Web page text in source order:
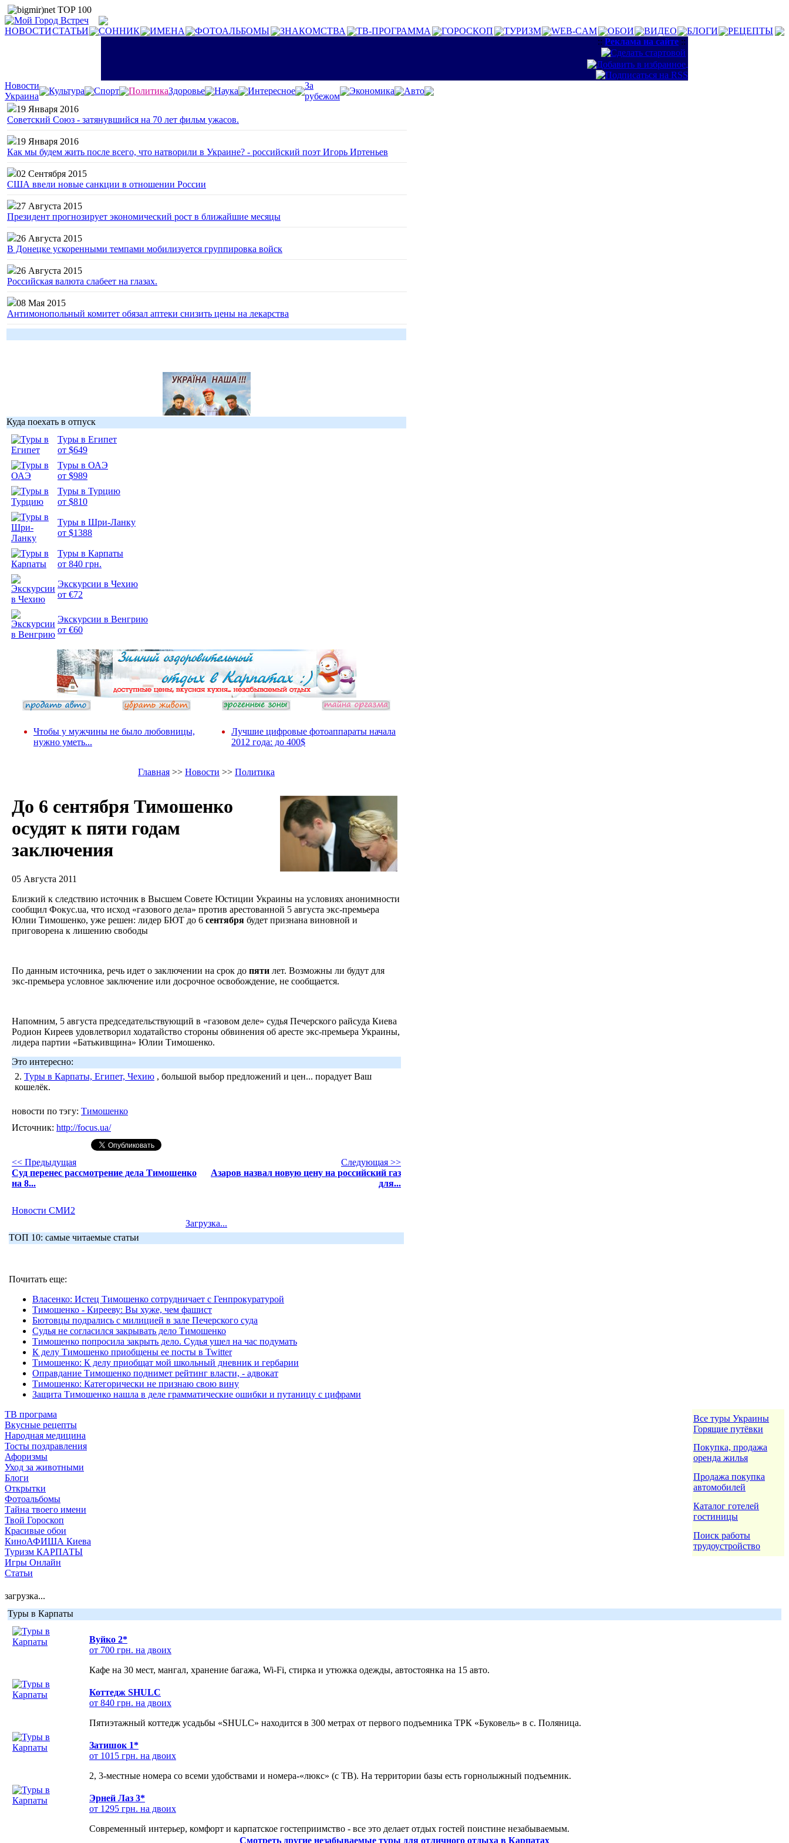
НОВОСТИСТАТЬИ СОННИК ИМЕНА ФОТОАЛЬБОМЫ ЗНАКОМСТВА ТВ-ПРОГРАММА ГОРОСКОП ТУРИЗМ WEB-CAM ОБОИ ВИДЕО БЛОГИ
РЕЦЕПТЫ
:: Реклама на сайте ::
Новости
Украина
Культура Спорт ПолитикаЗдоровье Наука Интересное
За
рубежом
Экономика
Авто
19 Января 2016
Советский Союз - затянувшийся на 70 лет фильм ужасов.
19 Января 2016
Как мы будем жить после всего, что натворили в Украине? - российский поэт Игорь Иртеньев
02 Сентября 2015
США ввели новые санкции в отношении России
27 Августа 2015
Президент прогнозирует экономический рост в ближайшие месяцы
26 Августа 2015
В Донецке ускоренными темпами мобилизуется группировка войск
26 Августа 2015
Российская валюта слабеет на глазах.
08 Мая 2015
Антимонопольный комитет обязал аптеки снизить цены на лекарства
Куда поехать в отпуск
Туры в Египет
от $649
Туры в ОАЭ
от $989
Туры в Турцию
от $810
Туры в Шри-Ланку
от $1388
Туры в Карпаты
от 840 грн.
Экскурсии в Чехию
от €72
Экскурсии в Венгрию
от €60
Чтобы у мужчины не было любовницы,
нужно уметь...
Лучшие цифровые фотоаппараты начала
2012 года: до 400$
Главная >> Новости >> Политика
До 6 сентября Тимошенко
осудят к пяти годам
заключения
05 Августа 2011
Близкий к следствию источник в Высшем Совете Юстиции Украины на условиях анонимности
сообщил Фокус.ua, что исход «газового дела» против арестованной 5 августа экс-премьера
Юлии Тимошенко, уже решен: лидер БЮТ до 6 сентября будет признана виновной и
приговорена к лишению свободы
По данным источника, речь идет о заключении на срок до пяти лет. Возможны ли будут для
экс-премьера условное заключение или досрочное освобождение, не сообщается.
Напомним, 5 августа председательствующий в «газовом деле» судья Печерского райсуда Киева
Родион Киреев удовлетворил ходатайство стороны обвинения об аресте экс-премьера Украины,
лидера партии «Батькивщина» Юлии Тимошенко.
Это интересно:
2. Туры в Карпаты, Египет, Чехию , большой выбор предложений и цен... порадует Ваш
кошелёк.
новости по тэгу: Тимошенко
Источник: http://focus.ua/
<< Предыдущая
Суд перенес рассмотрение дела Тимошенко
на 8...
Следующая >>
Азаров назвал новую цену на российский газ
для...
Новости СМИ2
Загрузка...
ТОП 10: самые читаемые статьи
Почитать еще:
Власенко: Истец Тимошенко сотрудничает с Генпрокуратурой
Тимошенко - Кирееву: Вы хуже, чем фашист
Бютовцы подрались с милицией в зале Печерского суда
Судья не согласился закрывать дело Тимошенко
Тимошенко попросила закрыть дело. Судья ушел на час подумать
К делу Тимошенко приобщены ее посты в Twitter
Тимошенко: К делу приобщат мой школьный дневник и гербарии
Оправдание Тимошенко поднимет рейтинг власти, - адвокат
Тимошенко: Категорически не признаю свою вину
Защита Тимошенко нашла в деле грамматические ошибки и путаницу с цифрами
ТВ програма
Вкусные рецепты
Народная медицина
Тосты поздравления
Афоризмы
Уход за животными
Блоги
Открытки
Фотоальбомы
Тайна твоего имени
Твой Гороскоп
Красивые обои
КиноАФИША Киева
Туризм КАРПАТЫ
Игры Онлайн
Статьи
Все туры Украины
Горящие путёвки
Покупка, продажа
оренда жилья
Продажа покупка
автомобилей
Каталог готелей
гостиницы
Поиск работы
трудоустройство
загрузка...
Туры в Карпаты
Вуйко 2*
от 700 грн. на двоих
Кафе на 30 мест, мангал, хранение багажа, Wi-Fi, стирка и утюжка одежды, автостоянка на 15 авто.
Коттедж SHULC
от 840 грн. на двоих
Пятиэтажный коттедж усадьбы «SHULC» находится в 300 метрах от первого подъемника ТРК «Буковель» в с. Поляница.
Затишок 1*
от 1015 грн. на двоих
2, 3-местные номера со всеми удобствами и номера-«люкс» (с ТВ). На территории базы есть горнолыжный подъемник.
Эрней Лаз 3*
от 1295 грн. на двоих
Современный интерьер, комфорт и карпатское гостеприимство - все это делает отдых гостей поистине незабываемым.
Смотреть другие незабываемые туры для отличного отдыха в Карпатах